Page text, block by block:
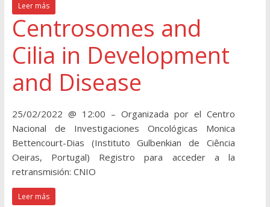
Leer más
Centrosomes and
Cilia in Development
and Disease
25/02/2022 @ 12:00 – Organizada por el Centro
Nacional de Investigaciones Oncológicas Monica
Bettencourt-Dias (Instituto Gulbenkian de Ciência
Oeiras, Portugal) Registro para acceder a la
retransmisión: CNIO
Leer más